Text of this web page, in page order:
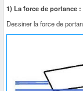
1) La force de portance :
Dessiner la force de